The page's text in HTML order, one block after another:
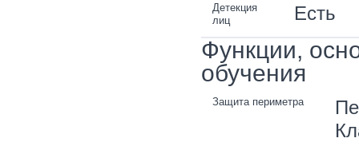
Детекция
лиц
Есть
Функции,
обучения
Защита периметра